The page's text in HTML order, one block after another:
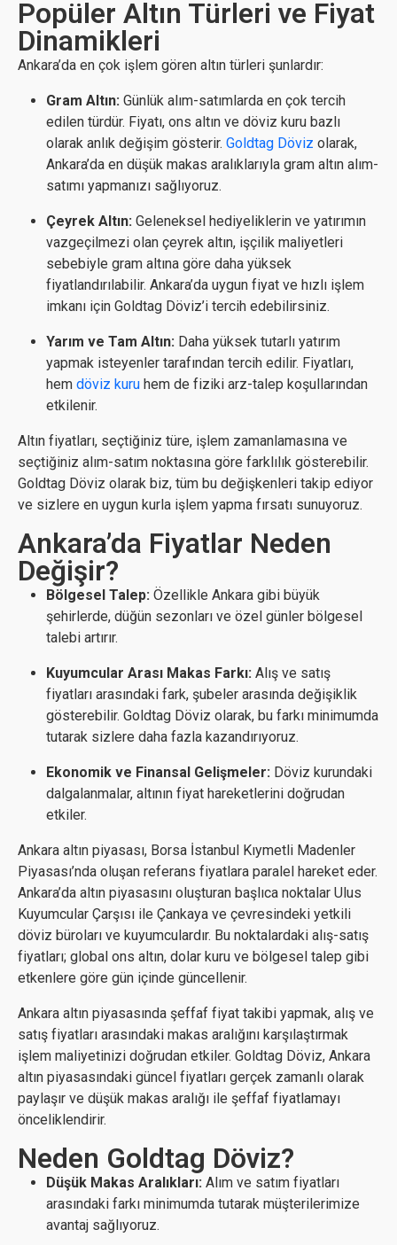
Popüler Altın Türleri ve Fiyat
Dinamikleri
Ankara’da en çok işlem gören altın türleri şunlardır:
Gram Altın: Günlük alım-satımlarda en çok tercih
edilen türdür. Fiyatı, ons altın ve döviz kuru bazlı
olarak anlık değişim gösterir. Goldtag Döviz olarak,
Ankara’da en düşük makas aralıklarıyla gram altın alım-
satımı yapmanızı sağlıyoruz.
Çeyrek Altın: Geleneksel hediyeliklerin ve yatırımın
vazgeçilmezi olan çeyrek altın, işçilik maliyetleri
sebebiyle gram altına göre daha yüksek
fiyatlandırılabilir. Ankara’da uygun fiyat ve hızlı işlem
imkanı için Goldtag Döviz’i tercih edebilirsiniz.
Yarım ve Tam Altın: Daha yüksek tutarlı yatırım
yapmak isteyenler tarafından tercih edilir. Fiyatları,
hem döviz kuru hem de fiziki arz-talep koşullarından
etkilenir.
Altın fiyatları, seçtiğiniz türe, işlem zamanlamasına ve
seçtiğiniz alım-satım noktasına göre farklılık gösterebilir.
Goldtag Döviz olarak biz, tüm bu değişkenleri takip ediyor
ve sizlere en uygun kurla işlem yapma fırsatı sunuyoruz.
Ankara’da Fiyatlar Neden
Değişir?
Bölgesel Talep: Özellikle Ankara gibi büyük
şehirlerde, düğün sezonları ve özel günler bölgesel
talebi artırır.
Kuyumcular Arası Makas Farkı: Alış ve satış
fiyatları arasındaki fark, şubeler arasında değişiklik
gösterebilir. Goldtag Döviz olarak, bu farkı minimumda
tutarak sizlere daha fazla kazandırıyoruz.
Ekonomik ve Finansal Gelişmeler: Döviz kurundaki
dalgalanmalar, altının fiyat hareketlerini doğrudan
etkiler.
Ankara altın piyasası, Borsa İstanbul Kıymetli Madenler
Piyasası’nda oluşan referans fiyatlara paralel hareket eder.
Ankara’da altın piyasasını oluşturan başlıca noktalar Ulus
Kuyumcular Çarşısı ile Çankaya ve çevresindeki yetkili
döviz büroları ve kuyumculardır. Bu noktalardaki alış-satış
fiyatları; global ons altın, dolar kuru ve bölgesel talep gibi
etkenlere göre gün içinde güncellenir.
Ankara altın piyasasında şeffaf fiyat takibi yapmak, alış ve
satış fiyatları arasındaki makas aralığını karşılaştırmak
işlem maliyetinizi doğrudan etkiler. Goldtag Döviz, Ankara
altın piyasasındaki güncel fiyatları gerçek zamanlı olarak
paylaşır ve düşük makas aralığı ile şeffaf fiyatlamayı
önceliklendirir.
Neden Goldtag Döviz?
Düşük Makas Aralıkları: Alım ve satım fiyatları
arasındaki farkı minimumda tutarak müşterilerimize
avantaj sağlıyoruz.